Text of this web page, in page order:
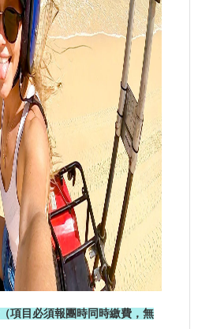
項目必須報團時同時繳費，無